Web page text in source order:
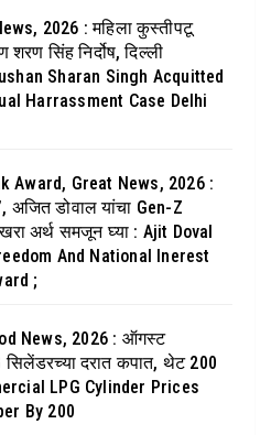
2026 : महिला कुस्तीपटू
सिंह निर्दोष, दिल्ली
Sharan Singh Acquitted
Harrassment Case Delhi
Award, Great News, 2026 :
अजित डोवाल यांचा Gen-Z
अर्थ समजून घ्या : Ajit Doval
And National Inerest
;
News, 2026 : ऑगस्ट
सिलेंडरच्या दरात कपात, थेट 200
LPG Cylinder Prices
By 200